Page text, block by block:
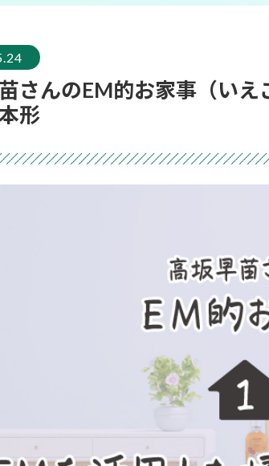
さんのEM的お家事（い
形